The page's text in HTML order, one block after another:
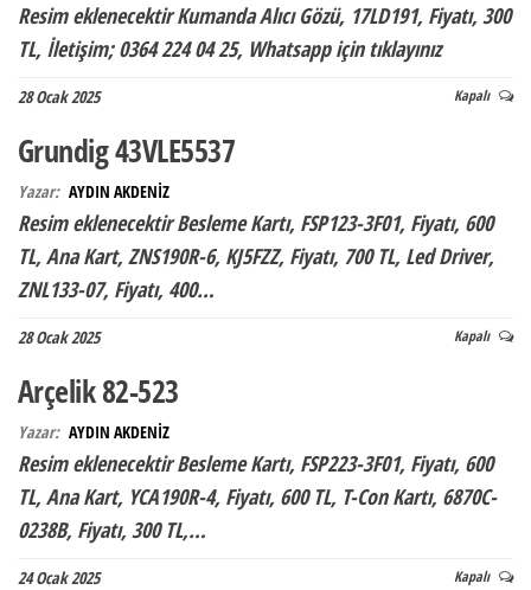
Resim eklenecektir Kumanda Alıcı Gözü, 17LD191, Fiyatı, 300
TL, İletişim; 0364 224 04 25, Whatsapp için tıklayınız
28 Ocak 2025 Kapalı
Grundig 43VLE5537
Yazar: AYDIN AKDENİZ
Resim eklenecektir Besleme Kartı, FSP123-3F01, Fiyatı, 600
TL, Ana Kart, ZNS190R-6, KJ5FZZ, Fiyatı, 700 TL, Led Driver,
ZNL133-07, Fiyatı, 400…
28 Ocak 2025 Kapalı
Arçelik 82-523
Yazar: AYDIN AKDENİZ
Resim eklenecektir Besleme Kartı, FSP223-3F01, Fiyatı, 600
TL, Ana Kart, YCA190R-4, Fiyatı, 600 TL, T-Con Kartı, 6870C-
0238B, Fiyatı, 300 TL,…
24 Ocak 2025 Kapalı